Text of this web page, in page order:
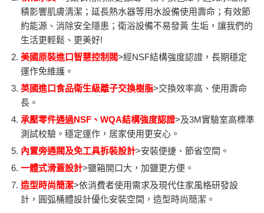
積影響肌膚清潔；延長熱水器等用水設備使用壽命；有效節
約能源、消除安全隱患；衛浴設備不易發黃 生垢，讓我們的
生活更輕鬆、更美好!
美國原裝進口智慧控制閥>經NSF結構強度認證，長期穩定
運作免維護。
英國進口食品衛生級離子交換樹脂>交換效率高、使用壽命
長。
承壓零件通過NSF、WQA結構強度認證>及3M實驗室高標準
測試校驗。穩定運作，居家使用更安心。
內置旁通閥及免工具拆裝設計>安裝便捷、節省空間。
一體式滑蓋設計>鹽箱開口大，加鹽更方便。
造型時尚簡潔>依消費者使用需求及現代住家風格研發設
計，圓弧桶體設計優化安裝空間，造型時尚簡潔。